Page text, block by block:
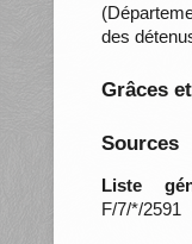
des
Grâces
Sources
Liste
F/7/*/2591